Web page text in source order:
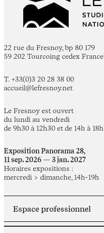
22 rue du Fresnoy, bp 80 179
59 202 Tourcoing cedex France
T. +33(0)3 20 28 38 00
accueil@lefresnoy.net
Le Fresnoy est ouvert
du lundi au vendredi
de 9h30 à 12h30 et de 14h à 18h
Exposition Panorama 28,
11 sep. 2026 — 3 jan. 2027
Horaires expositions :
mercredi > dimanche, 14h-19h